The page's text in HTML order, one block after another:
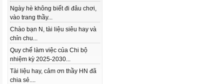
Ngày hè không biết đi đâu chơi,
vào trang thầy...
Chào bạn N, tài liệu siêu hay và
chỉn chu...
Quy chế làm việc của Chi bộ
nhiệm kỳ 2025-2030...
Tài liệu hay, cảm ơn thầy HN đã
chia sẻ....